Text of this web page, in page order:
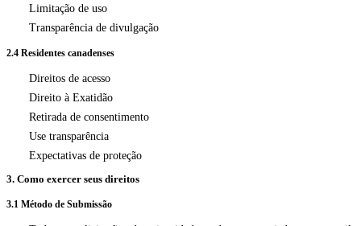
Limitação de uso
Transparência de divulgação
2.4 Residentes canadenses
Direitos de acesso
Direito à Exatidão
Retirada de consentimento
Use transparência
Expectativas de proteção
3. Como exercer seus direitos
3.1 Método de Submissão